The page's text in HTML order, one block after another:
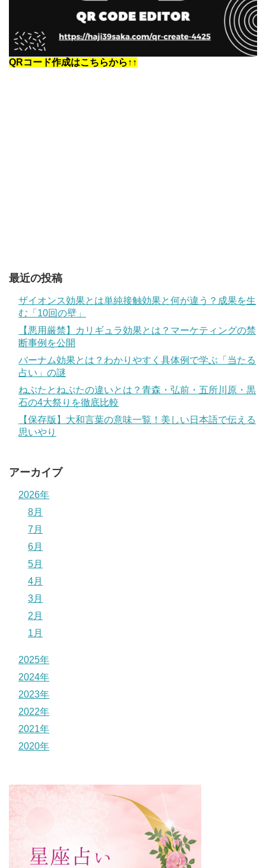
QRコード作成はこちらから↑↑
最近の投稿
ザイオンス効果とは単純接触効果と何が違う？成果を生
む「10回の壁」
【悪用厳禁】カリギュラ効果とは？マーケティングの禁
断事例を公開
バーナム効果とは？わかりやすく具体例で学ぶ「当たる
占い」の謎
ねぶたとねぷたの違いとは？青森・弘前・五所川原・黒
石の4大祭りを徹底比較
【保存版】大和言葉の意味一覧！美しい日本語で伝える
思いやり
アーカイブ
2026年
8月
7月
6月
5月
4月
3月
2月
1月
2025年
2024年
2023年
2022年
2021年
2020年